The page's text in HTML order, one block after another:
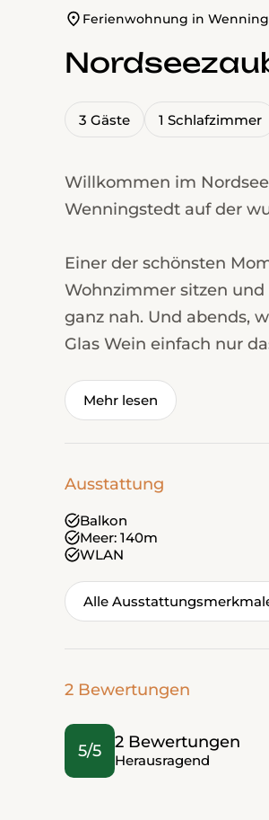
Ferienwohnung in
3 Gäste 1 Schlafzimmer
Willkommen im
Wenningstedt auf der
Einer der schönsten
Wohnzimmer sitzen und
ganz nah. Und abends,
Glas Wein einfach nur
Mehr lesen
Ausstattung
Balkon
Meer: 140m
WLAN
Alle
2 Bewertungen
5/5 2 Bewertungen
Herausragend